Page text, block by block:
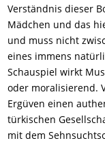
Verständnis dieser
Mädchen und das
und muss nicht
eines immens
Schauspiel wirkt
oder moralisierend.
Ergüven einen
türkischen
mit dem